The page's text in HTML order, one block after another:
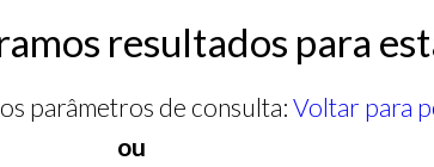
resultados para
parâmetros de consulta: Voltar para
ou